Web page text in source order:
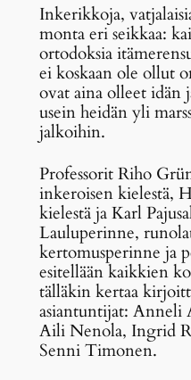
Inkerikkoja,
monta eri seikkaa:
ortodoksia
ei koskaan ole ollut
ovat aina olleet idän
usein heidän yli
jalkoihin.
Professorit Riho
inkeroisen kielestä,
kielestä ja Karl
Lauluperinne,
kertomusperinne ja
esitellään kaikkien
tälläkin kertaa
asiantuntijat: Anneli
Aili Nenola, Ingrid
Senni Timonen.